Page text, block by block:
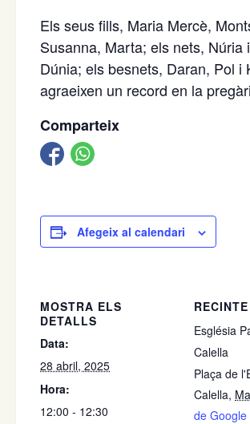
Els seus fills, Maria Mercè,
Susanna, Marta; els nets,
Dúnia; els besnets, Daran, Pol
agraeixen un record en la
Comparteix
Afegeix al calendari
MOSTRA ELS
DETALLS
Data:
28 abril, 2025
Hora:
12:00 - 12:30
RECINTE
Església
Calella
Plaça de
Calella,
de Google